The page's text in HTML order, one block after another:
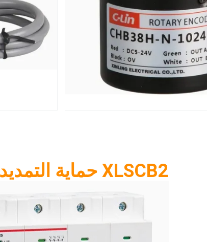
XLSCB2 حماية التمديد